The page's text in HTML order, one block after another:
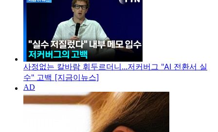
사정없는 칼바람 휘두르더니...저커버그 "AI 전환서 실
수" 고백 [지금이뉴스]